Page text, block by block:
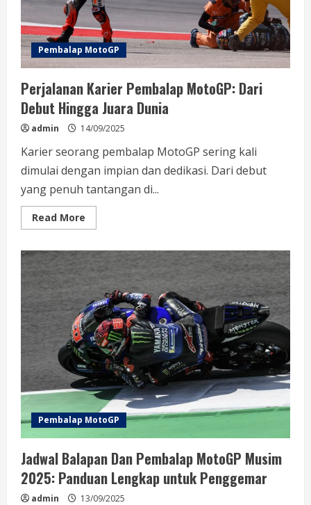
Pembalap MotoGP
Perjalanan Karier Pembalap MotoGP: Dari
Debut Hingga Juara Dunia
admin 14/09/2025
Karier seorang pembalap MotoGP sering kali
dimulai dengan impian dan dedikasi. Dari debut
yang penuh tantangan di...
Read More
more
Karier
Pembalap
MotoGP:
Dari
Debut
Hingga
Juara
Dunia
Pembalap MotoGP
Jadwal Balapan Dan Pembalap MotoGP Musim
2025: Panduan Lengkap untuk Penggemar
admin 13/09/2025